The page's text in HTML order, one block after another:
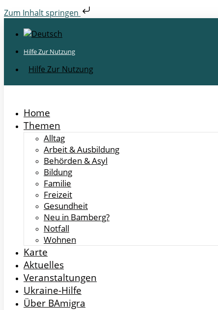
Zum Inhalt springen
Hilfe Zur Nutzung
Hilfe Zur Nutzung
Home
Themen
Alltag
Arbeit & Ausbildung
Behörden & Asyl
Bildung
Familie
Freizeit
Gesundheit
Neu in Bamberg?
Notfall
Wohnen
Karte
Aktuelles
Veranstaltungen
Ukraine-Hilfe
Über BAmigra